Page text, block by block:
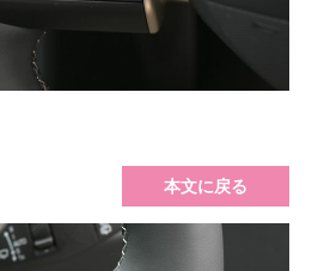
本文に戻る